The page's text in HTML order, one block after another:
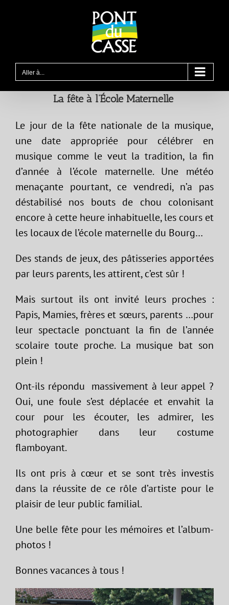
Aller à...
La fête à l’École Maternelle
Le jour de la fête nationale de la musique,
une date appropriée pour célébrer en
musique comme le veut la tradition, la fin
d’année à l’école maternelle. Une météo
menaçante pourtant, ce vendredi, n’a pas
déstabilisé nos bouts de chou colonisant
encore à cette heure inhabituelle, les cours et
les locaux de l’école maternelle du Bourg…
Des stands de jeux, des pâtisseries apportées
par leurs parents, les attirent, c’est sûr !
Mais surtout ils ont invité leurs proches :
Papis, Mamies, frères et sœurs, parents …pour
leur spectacle ponctuant la fin de l’année
scolaire toute proche. La musique bat son
plein !
Ont-ils répondu massivement à leur appel ?
Oui, une foule s’est déplacée et envahit la
cour pour les écouter, les admirer, les
photographier dans leur costume
flamboyant.
Ils ont pris à cœur et se sont très investis
dans la réussite de ce rôle d’artiste pour le
plaisir de leur public familial.
Une belle fête pour les mémoires et l’album-
photos !
Bonnes vacances à tous !